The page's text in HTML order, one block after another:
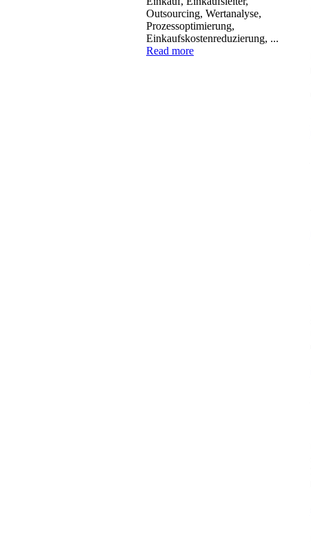
Outsourcing, Wertanalyse,
Prozessoptimierung,
Einkaufskostenreduzierung, ...
Read more